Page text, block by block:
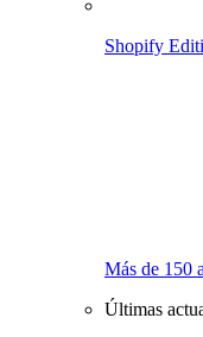
Shopify
Más de 150
Últimas